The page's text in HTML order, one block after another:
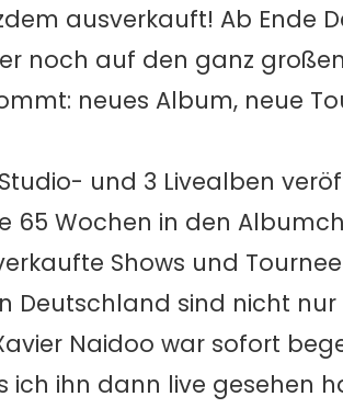
ausverkauft! Ab Ende
noch auf den ganz
neues Album, neue
Studio- und 3 Livealben
65 Wochen in den
Shows und
Deutschland sind nicht
Naidoo war sofort
ihn dann live gesehen